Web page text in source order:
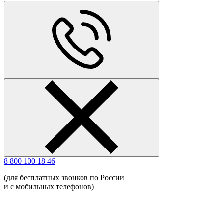
8 800 100 18 46
(для бесплатных звонков по России
и с мобильных телефонов)